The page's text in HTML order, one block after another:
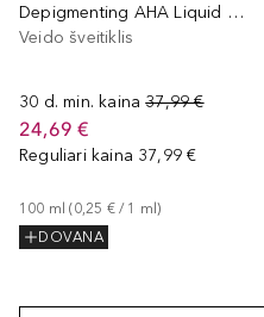
Depigmenting AHA Liquid Exfoliator
Veido šveitiklis
30 d. min. kaina 37,99 €
24,69 €
Reguliari kaina 37,99 €
100 ml (0,25 € / 1 ml)
DOVANA